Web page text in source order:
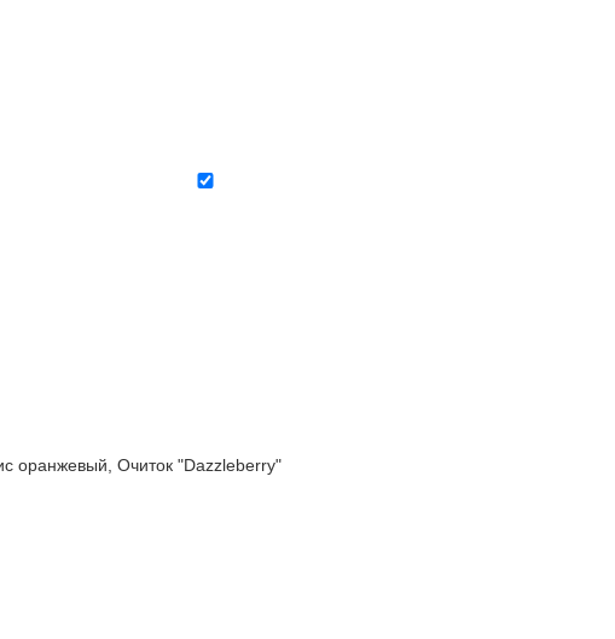
Очиток "Dazzleberry"